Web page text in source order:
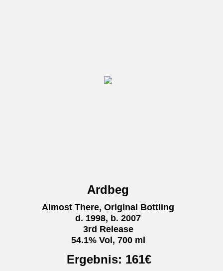
Ardbeg
Almost There, Original Bottling
d. 1998, b. 2007
3rd Release
54.1% Vol, 700 ml
Ergebnis: 161€